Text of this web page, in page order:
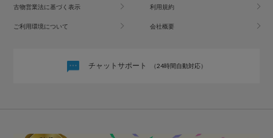
古物営業法に基づく表示 利用規約
ご利用環境について 会社概要
チャットサポート （24時間自動対応）